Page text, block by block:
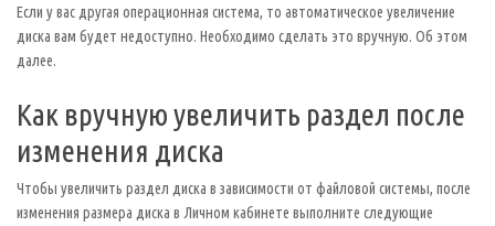
Если у вас другая операционная система, то автоматическое увеличение
диска вам будет недоступно. Необходимо сделать это вручную. Об этом
далее.
Как вручную увеличить раздел после
изменения диска
Чтобы увеличить раздел диска в зависимости от файловой системы, после
изменения размера диска в Личном кабинете выполните следующие